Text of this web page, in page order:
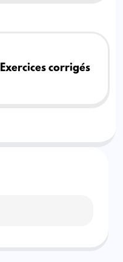
Exercices corrigés